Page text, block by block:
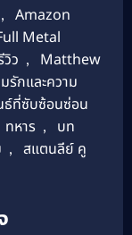
,
Amazon
Metal
ว ,
Matthew
รักและความ
ที่ซับซ้อนซ่อน
ทหาร ,
บท
,
สแตนลีย์ คู